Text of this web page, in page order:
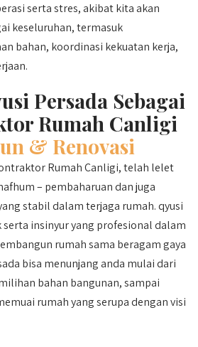
serta stres, akibat kita akan
keseluruhan, termasuk
bahan, koordinasi kekuatan kerja,
Persada Sebagai
Rumah Canligi
& Renovasi
Rumah Canligi, telah lelet
– pembaharuan dan juga
stabil dalam terjaga rumah. qyusi
serta insinyur yang profesional dalam
rumah sama beragam gaya
bisa menunjang anda mulai dari
bahan bangunan, sampai
rumah yang serupa dengan visi